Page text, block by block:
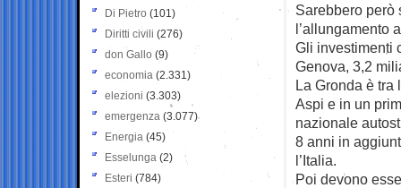
Sarebbero però
l’allungamento
Gli investimenti
Genova, 3,2
La Gronda è
Aspi e in un
nazionale
8 anni in
l’Italia.
Poi devono
Di Pietro (101)
Diritti civili (276)
don Gallo (9)
economia (2.331)
elezioni (3.303)
emergenza (3.077)
Energia (45)
Esselunga (2)
Esteri (784)